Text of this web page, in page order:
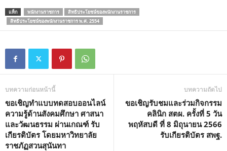
แท็ก พนักงานราชการ
สิทธิประโยชน์ของพนักงานราชการ
สิทธิประโยชน์ของพนักงานราชการ พ.ศ. 2554
บทความก่อนหน้านี้
ขอเชิญทำแบบทดสอบออนไลน์
ความรู้ด้านสังคมศึกษา ศาสนา
และวัฒนธรรม ผ่านเกณฑ์ รับ
เกียรติบัตร โดยมหาวิทยาลัย
ราชภัฏสวนสุนันทา
บทความถัดไป
ขอเชิญรับชมและร่วมกิจกรรม
คลินิก สตผ. ครั้งที่ 5 วัน
พฤหัสบดี ที่ 8 มิถุนายน 2566
รับเกียรติบัตร สพฐ.